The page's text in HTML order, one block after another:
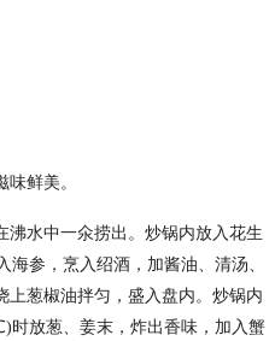
鲜美。
沸水中一氽捞出。炒锅内放入花生
参，烹入绍酒，加酱油、清汤、
上葱椒油拌匀，盛入盘内。炒锅内
时放葱、姜末，炸出香味，加入蟹